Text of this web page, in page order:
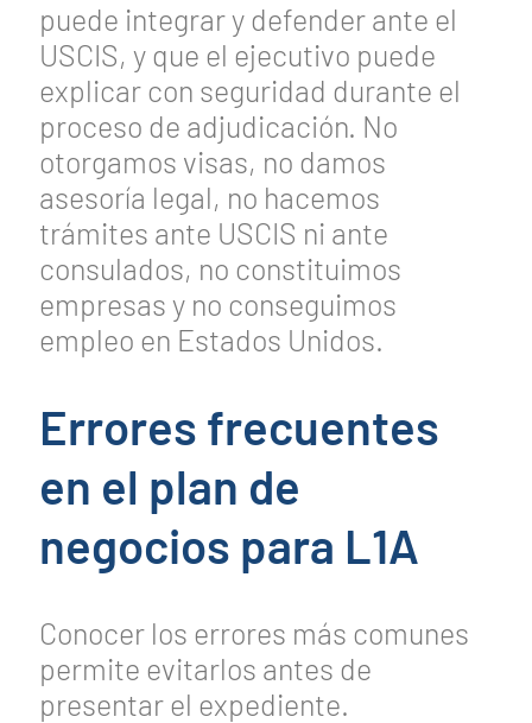
puede integrar y defender ante el
USCIS, y que el ejecutivo puede
explicar con seguridad durante el
proceso de adjudicación. No
otorgamos visas, no damos
asesoría legal, no hacemos
trámites ante USCIS ni ante
consulados, no constituimos
empresas y no conseguimos
empleo en Estados Unidos.
Errores frecuentes
en el plan de
negocios para L1A
Conocer los errores más comunes
permite evitarlos antes de
presentar el expediente.